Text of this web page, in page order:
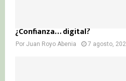
¿Confianza… digital?
Por Juan Royo Abenia 7 agosto,